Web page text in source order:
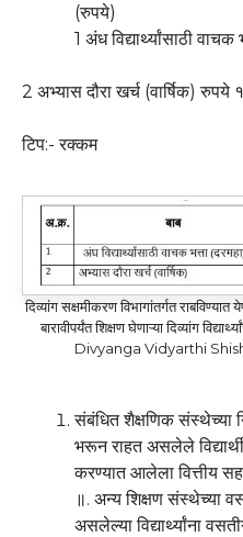
(रुपये)
1 अंध विद्यार्थ्यांसाठी
2 अभ्यास दौरा खर्च (वार्षिक) रुपये
टिप:- रक्कम
दिव्यांग सक्षमीकरण विभागांतर्गत
बारावीपर्यंत शिक्षण घेणाऱ्या दिव्यांग
Divyanga Vidyarthi
संबंधित शैक्षणिक संस्थेच्या
भरून राहत असलेले विद्यार्थी
करण्यात आलेला वित्तीय
॥. अन्य शिक्षण संस्थेच्या
असलेल्या विद्यार्थ्यांना